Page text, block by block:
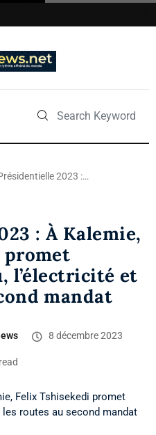
2023 :…
: À Kalemie,
promet
l’électricité et
mandat
8 décembre 2023